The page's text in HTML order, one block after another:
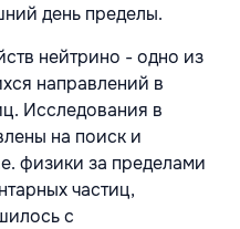
день пределы.
нейтрино - одно из
направлений в
Исследования в
на поиск и
физики за пределами
частиц,
с